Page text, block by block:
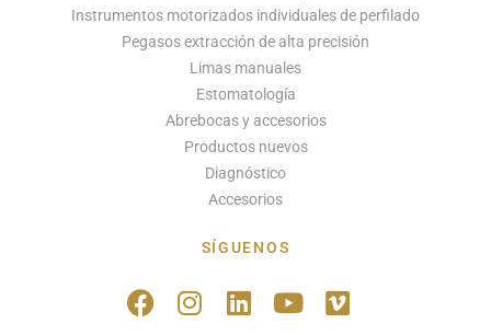
Instrumentos motorizados individuales de perfilado
Pegasos extracción de alta precisión
Limas manuales
Estomatología
Abrebocas y accesorios
Productos nuevos
Diagnóstico
Accesorios
SÍGUENOS